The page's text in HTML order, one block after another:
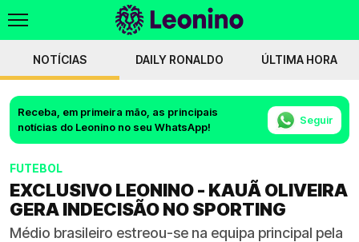
NOTÍCIAS DAILY RONALDO ÚLTIMA HORA
Receba, em primeira mão, as principais
notícias do Leonino no seu WhatsApp!
Seguir
FUTEBOL
EXCLUSIVO LEONINO - KAUÃ OLIVEIRA
GERA INDECISÃO NO SPORTING
Médio brasileiro estreou-se na equipa principal pela